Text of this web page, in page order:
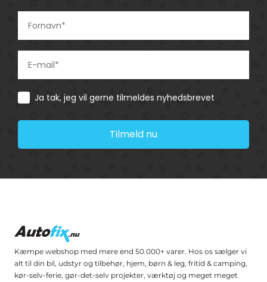
Consent
Ja tak, jeg vil gerne tilmeldes nyhedsbrevet
Tilmeld nu
Kæmpe webshop med mere end 50.000+ varer. Hos os sælger vi
alt til din bil, udstyr og tilbehør, hjem, børn & leg, fritid & camping,
kør-selv-ferie, gør-det-selv projekter, værktøj og meget meget